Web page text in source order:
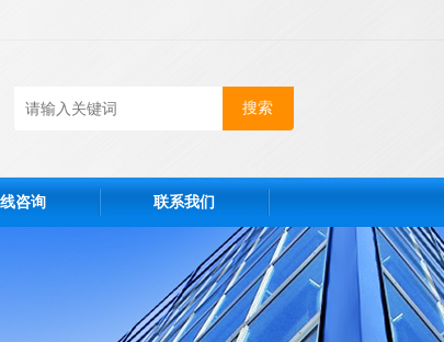
咨询 联系我们